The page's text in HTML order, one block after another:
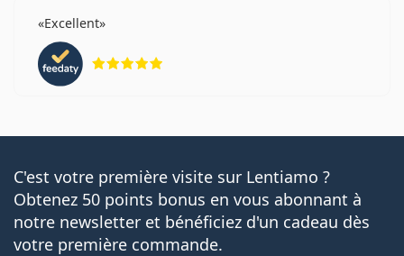
Excellent
C'est votre première visite sur Lentiamo ?
Obtenez 50 points bonus en vous abonnant à
notre newsletter et bénéficiez d'un cadeau dès
votre première commande.